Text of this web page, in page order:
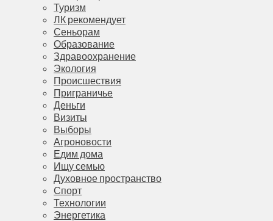
Туризм
ЛК рекомендует
Сеньорам
Образование
Здравоохранение
Экология
Происшествия
Приграничье
Деньги
Визиты
Выборы
Агроновости
Едим дома
Ищу семью
Духовное пространство
Спорт
Технологии
Энергетика